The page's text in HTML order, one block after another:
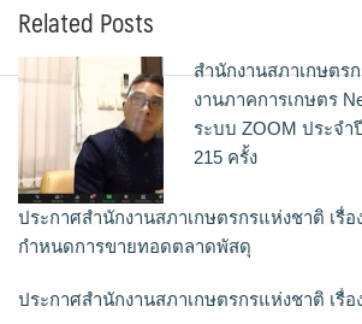
Related Posts
สำนักงานสภาเกษตร
งานภาคการเกษตร
ระบบ ZOOM ประจ
215 ครั้ง
ประกาศสำนักงานสภาเกษตรกรแห่งชาติ เรื่อ
กำหนดการขายทอดตลาดพัสดุ
ประกาศสำนักงานสภาเกษตรกรแห่งชาติ เรื่